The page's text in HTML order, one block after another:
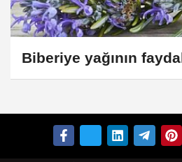
Biberiye yağının